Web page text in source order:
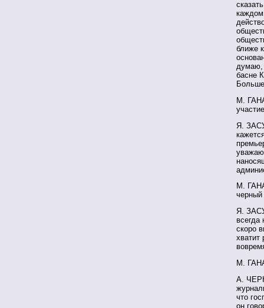
каждом
ближе
думаю,
басне
М.
Я.
М.
черный
Я.
всегда
скоро
хватит
М.
А.
что
он